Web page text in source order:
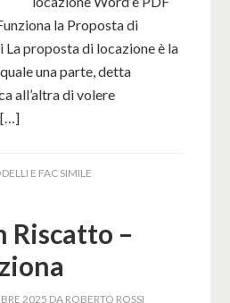
la Proposta di
proposta di locazione è la
una parte, detta
all’altra di volere
[…]
E FAC SIMILE
–
2025 DA ROBERTO ROSSI